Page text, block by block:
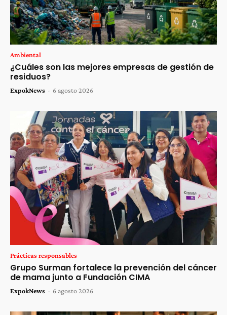
Ambiental
¿Cuáles son las mejores empresas de gestión de
residuos?
ExpokNews - 6 agosto 2026
Prácticas responsables
Grupo Surman fortalece la prevención del cáncer
de mama junto a Fundación CIMA
ExpokNews - 6 agosto 2026